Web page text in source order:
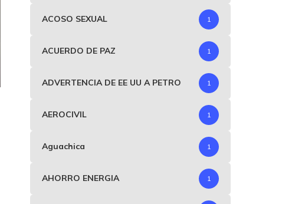
ACOSO SEXUAL 1
ACUERDO DE PAZ 1
ADVERTENCIA DE EE UU A PETRO 1
AEROCIVIL 1
Aguachica 1
AHORRO ENERGIA 1